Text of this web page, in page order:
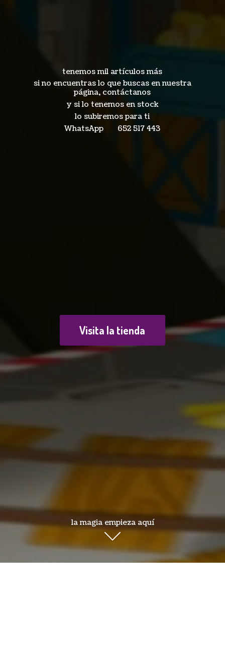
tenemos mil artículos más
si no encuentras lo que buscas en nuestra
página, contáctanos
y si lo tenemos en stock
lo subiremos para ti
WhatsApp 652517 443
Visita la tienda
la magia empieza aquí